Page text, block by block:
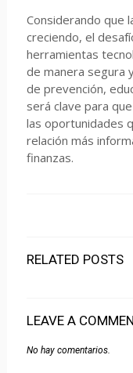
Considerando que
creciendo, el
herramientas
de manera segura
de prevención,
será clave para
las oportunidades
relación más
finanzas.
RELATED POSTS
LEAVE A
No hay comentarios.